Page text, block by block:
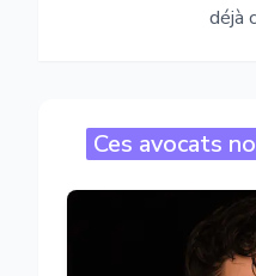
déjà
Ces avocats